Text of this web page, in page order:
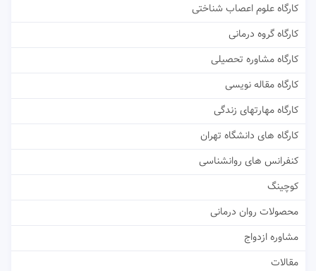
کارگاه علوم اعصاب شناختی
کارگاه گروه درمانی
کارگاه مشاوره تحصیلی
کارگاه مقاله نویسی
کارگاه مهارتهای زندگی
کارگاه های دانشگاه تهران
کنفرانس های روانشناسی
کوچینگ
محصولات روان درمانی
مشاوره ازدواج
مقالات